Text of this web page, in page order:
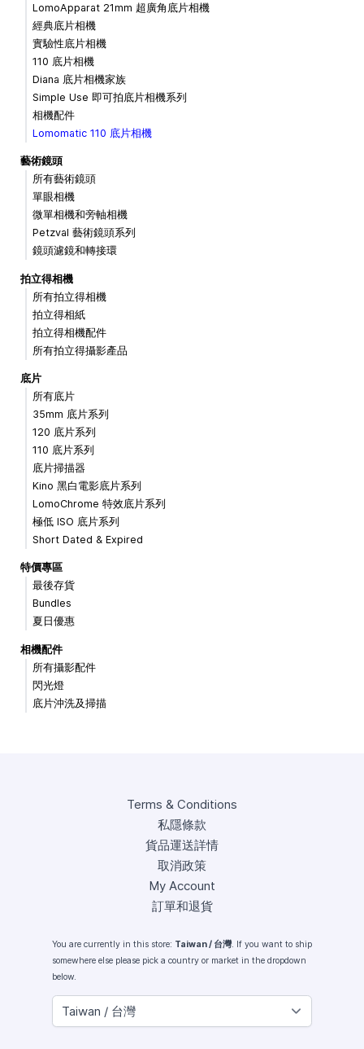
LomoApparat 21mm 超廣角底片相機
經典底片相機
實驗性底片相機
110 底片相機
Diana 底片相機家族
Simple Use 即可拍底片相機系列
相機配件
Lomomatic 110 底片相機
藝術鏡頭
所有藝術鏡頭
單眼相機
微單相機和旁軸相機
Petzval 藝術鏡頭系列
鏡頭濾鏡和轉接環
拍立得相機
所有拍立得相機
拍立得相紙
拍立得相機配件
所有拍立得攝影產品
底片
所有底片
35mm 底片系列
120 底片系列
110 底片系列
底片掃描器
Kino 黑白電影底片系列
LomoChrome 特效底片系列
極低 ISO 底片系列
Short Dated & Expired
特價專區
最後存貨
Bundles
夏日優惠
相機配件
所有攝影配件
閃光燈
底片沖洗及掃描
Terms & Conditions
私隱條款
貨品運送詳情
取消政策
My Account
訂單和退貨
You are currently in this store: Taiwan / 台灣. If you want to ship
somewhere else please pick a country or market in the dropdown
below.